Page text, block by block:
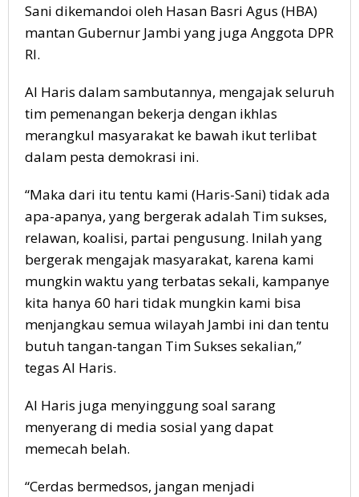
Sani dikemandoi oleh Hasan Basri Agus (HBA)
mantan Gubernur Jambi yang juga Anggota DPR
RI.
Al Haris dalam sambutannya, mengajak seluruh
tim pemenangan bekerja dengan ikhlas
merangkul masyarakat ke bawah ikut terlibat
dalam pesta demokrasi ini.
“Maka dari itu tentu kami (Haris-Sani) tidak ada
apa-apanya, yang bergerak adalah Tim sukses,
relawan, koalisi, partai pengusung. Inilah yang
bergerak mengajak masyarakat, karena kami
mungkin waktu yang terbatas sekali, kampanye
kita hanya 60 hari tidak mungkin kami bisa
menjangkau semua wilayah Jambi ini dan tentu
butuh tangan-tangan Tim Sukses sekalian,”
tegas Al Haris.
Al Haris juga menyinggung soal sarang
menyerang di media sosial yang dapat
memecah belah.
“Cerdas bermedsos, jangan menjadi